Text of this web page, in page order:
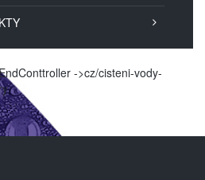
->cz/cisteni-vody-